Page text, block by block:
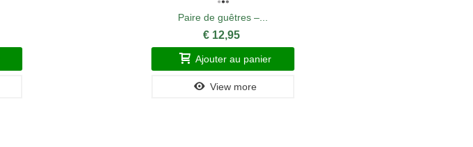
Paire de guêtres –...
€ 12,95
Ajouter au panier
View more